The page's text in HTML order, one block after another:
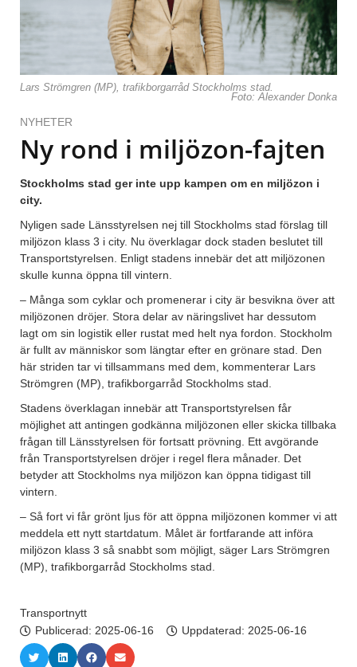
Lars Strömgren (MP), trafikborgarråd Stockholms stad.
Foto: Alexander Donka
NYHETER
Ny rond i miljözon-fajten
Stockholms stad ger inte upp kampen om en miljözon i
city.
Nyligen sade Länsstyrelsen nej till Stockholms stad förslag till
miljözon klass 3 i city. Nu överklagar dock staden beslutet till
Transportstyrelsen. Enligt stadens innebär det att miljözonen
skulle kunna öppna till vintern.
– Många som cyklar och promenerar i city är besvikna över att
miljözonen dröjer. Stora delar av näringslivet har dessutom
lagt om sin logistik eller rustat med helt nya fordon. Stockholm
är fullt av människor som längtar efter en grönare stad. Den
här striden tar vi tillsammans med dem, kommenterar Lars
Strömgren (MP), trafikborgarråd Stockholms stad.
Stadens överklagan innebär att Transportstyrelsen får
möjlighet att antingen godkänna miljözonen eller skicka tillbaka
frågan till Länsstyrelsen för fortsatt prövning. Ett avgörande
från Transportstyrelsen dröjer i regel flera månader. Det
betyder att Stockholms nya miljözon kan öppna tidigast till
vintern.
– Så fort vi får grönt ljus för att öppna miljözonen kommer vi att
meddela ett nytt startdatum. Målet är fortfarande att införa
miljözon klass 3 så snabbt som möjligt, säger Lars Strömgren
(MP), trafikborgarråd Stockholms stad.
Transportnytt
Publicerad: 2025-06-16 Uppdaterad: 2025-06-16